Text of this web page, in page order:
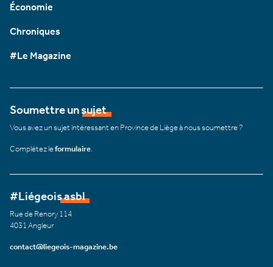
Économie
Chroniques
#Le Magazine
Soumettre un sujet
Vous avez un sujet intéressant en Province de Liège à nous soumettre ?
Complétez leformulaire
#Liégeois asbl
Rue de Renory 114
4031 Angleur
contact@liegeois-magazine.be